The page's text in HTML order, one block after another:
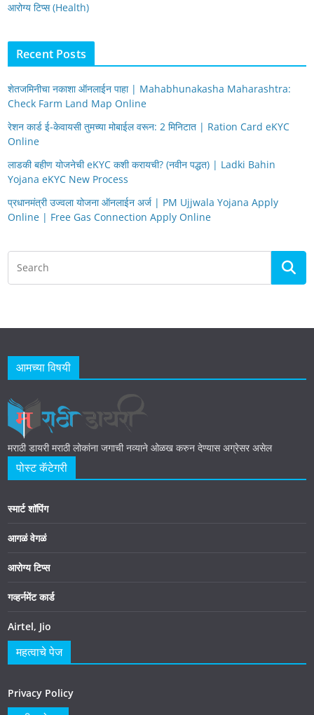
आरोग्य टिप्स (Health)
Recent Posts
शेतजमिनीचा नकाशा ऑनलाईन पाहा | Mahabhunakasha Maharashtra:
Check Farm Land Map Online
रेशन कार्ड ई-केवायसी तुमच्या मोबाईल वरून: 2 मिनिटात | Ration Card eKYC
Online
लाडकी बहीण योजनेची eKYC कशी करायची? (नवीन पद्धत) | Ladki Bahin
Yojana eKYC New Process
प्रधानमंत्री उज्वला योजना ऑनलाईन अर्ज | PM Ujjwala Yojana Apply
Online | Free Gas Connection Apply Online
आमच्या विषयी
मराठी डायरी मराठी लोकांना जगाची नव्याने ओळख करुन देण्यास अग्रेसर असेल
पोस्ट कॅटेगरी
स्मार्ट शॉपिंग
आगळं वेगळं
आरोग्य टिप्स
गव्हर्नमेंट कार्ड
Airtel, Jio
महत्वाचे पेज
Privacy Policy